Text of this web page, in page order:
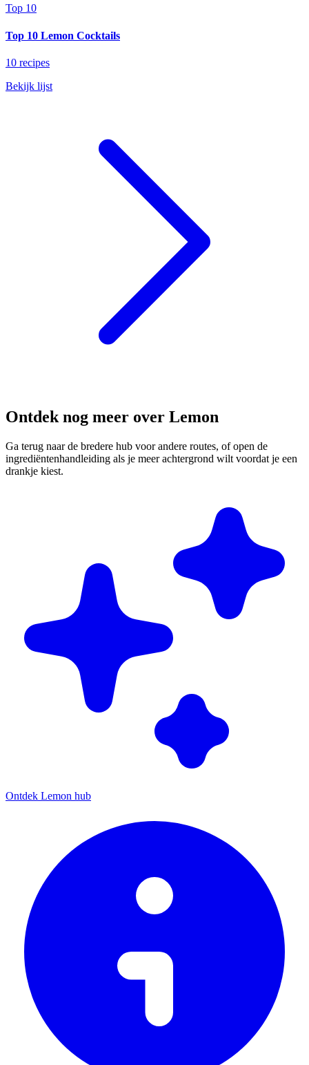
Top 10
Top 10 Lemon Cocktails
10 recipes
Bekijk lijst
Ontdek nog meer over Lemon
Ga terug naar de bredere hub voor andere routes, of open de
ingrediëntenhandleiding als je meer achtergrond wilt voordat je een
drankje kiest.
Ontdek Lemon hub